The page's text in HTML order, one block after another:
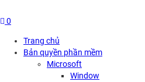
0
Trang chủ
Bản quyền phần mềm
Microsoft
Window